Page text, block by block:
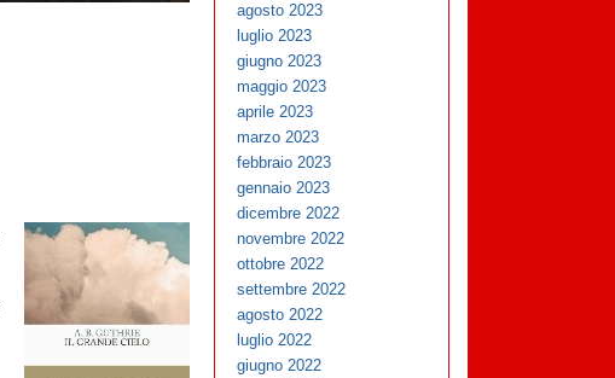
agosto 2023
luglio 2023
giugno 2023
maggio 2023
aprile 2023
marzo 2023
febbraio 2023
gennaio 2023
dicembre 2022
novembre 2022
ottobre 2022
settembre 2022
agosto 2022
luglio 2022
giugno 2022